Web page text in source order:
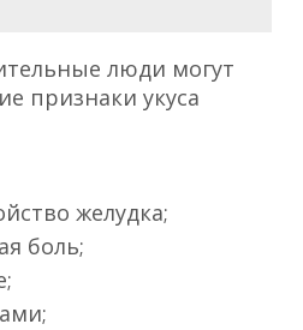
люди могут
признаки укуса
желудка;
боль;